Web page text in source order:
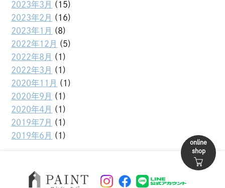
2023年3月
(15)
2023年2月
(16)
2023年1月
(8)
2022年12月
(5)
2022年8月
(1)
2022年3月
(1)
2020年11月
(1)
2020年9月
(1)
2020年4月
(1)
2019年7月
(1)
2019年6月
(1)
online
shop